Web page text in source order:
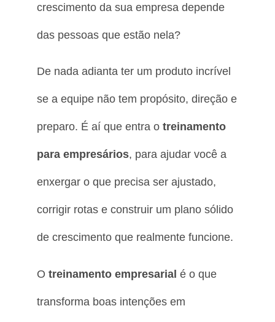
crescimento da sua empresa depende
das pessoas que estão nela?
De nada adianta ter um produto incrível
se a equipe não tem propósito, direção e
preparo. É aí que entra o treinamento
para empresários, para ajudar você a
enxergar o que precisa ser ajustado,
corrigir rotas e construir um plano sólido
de crescimento que realmente funcione.
O treinamento empresarial é o que
transforma boas intenções em